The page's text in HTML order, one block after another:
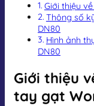
Giới thiệu
Thông số
DN80
Hình ảnh
DN80
Giới thiệu
tay gạt